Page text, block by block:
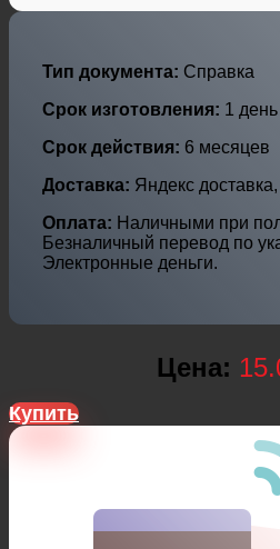
Тип документа: Справка
Срок изготовления: 1 день
Срок действия: 6 месяцев
Доставка: Яндекс
Оплата: Наличными при
Безналичный перевод по
Электронные деньги.
Цена:
Купить